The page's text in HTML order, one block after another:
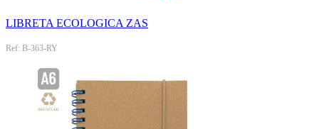
LIBRETA ECOLOGICA ZAS
Ref: B-363-RY